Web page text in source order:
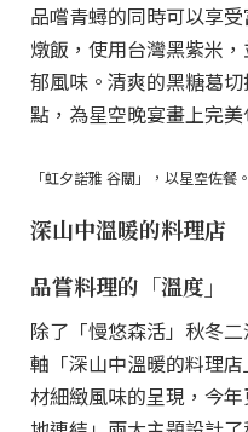
品嚐青蟳的同時可以享
燉飯，使用台灣黑紫米
郁風味。清爽的黑糖葛
點，為星空晚宴畫上完美
「虹夕諾雅 谷關」，以星空佐餐。
深山中溫暖的料理店
品嘗料理的「溫度」
除了「慢悠森活」秋冬
軸「深山中溫暖的料理
材細緻風味的呈現，今